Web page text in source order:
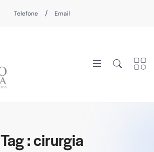
Telefone / Email
Tag : cirurgia